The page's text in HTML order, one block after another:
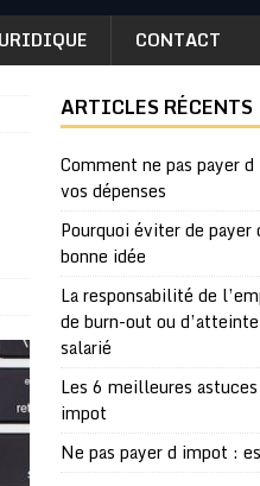
CONTACT
ARTICLES RÉCENTS
Comment ne pas payer
vos dépenses
Pourquoi éviter de
bonne idée
La responsabilité de
de burn-out ou
salarié
Les 6 meilleures
impot
Ne pas payer d impot :